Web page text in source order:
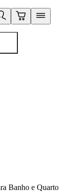
Banho e Quarto